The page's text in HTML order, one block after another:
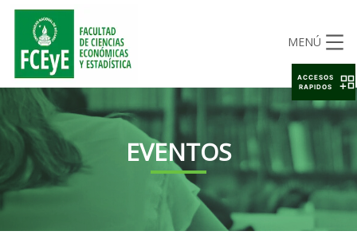
MENÚ
EVENTOS
ACCESOS
RAPIDOS